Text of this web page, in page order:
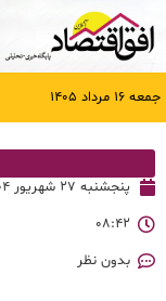
جمعه ۱۶ مرداد ۱۴۰۵
پنجشنبه ۲۷ شهریور ۱۴۰۴
۰۸:۴۲
بدون نظر